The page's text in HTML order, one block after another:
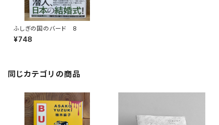
ふしぎの国のバード 8
¥748
同じカテゴリの商品